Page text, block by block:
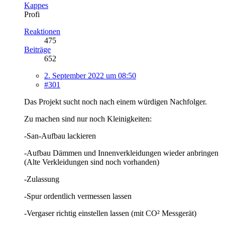
Kappes
Profi
Reaktionen
475
Beiträge
652
2. September 2022 um 08:50
#301
Das Projekt sucht noch nach einem würdigen Nachfolger.
Zu machen sind nur noch Kleinigkeiten:
-San-Aufbau lackieren
-Aufbau Dämmen und Innenverkleidungen wieder anbringen
(Alte Verkleidungen sind noch vorhanden)
-Zulassung
-Spur ordentlich vermessen lassen
-Vergaser richtig einstellen lassen (mit CO² Messgerät)